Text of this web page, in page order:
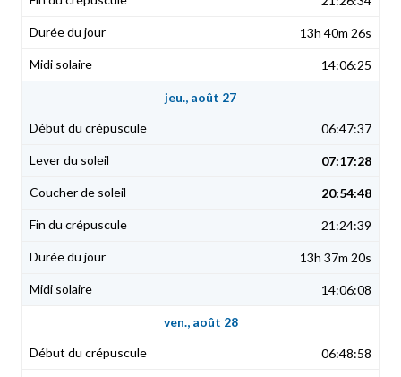
13h 40m 26s
14:06:25
jeu., août 27
06:47:37
07:17:28
20:54:48
21:24:39
13h 37m 20s
14:06:08
ven., août 28
06:48:58